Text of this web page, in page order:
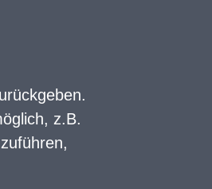
z.B.